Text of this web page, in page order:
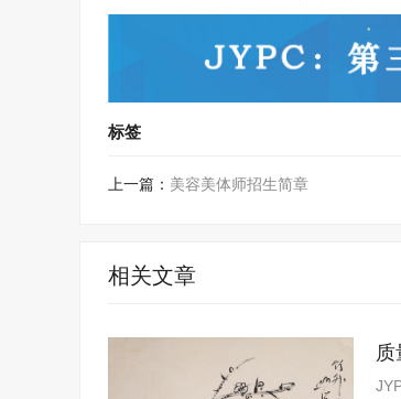
标签
上一篇： 美容美体师招生简章
相关文章
质